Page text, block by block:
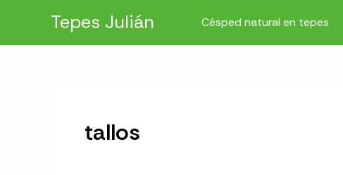
contenido
Tepes Julián Césped natural en tepes
tallos